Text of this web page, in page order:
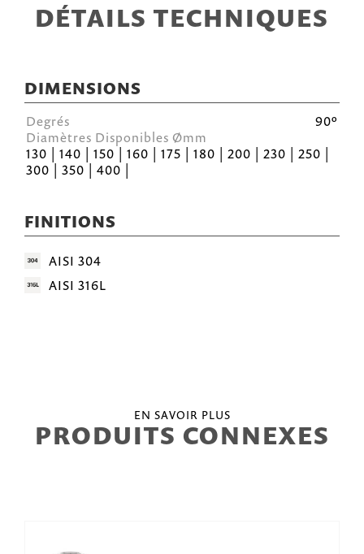
DÉTAILS TECHNIQUES
DIMENSIONS
Degrés
90º
Diamètres Disponibles Ømm
130 | 140 | 150 | 160 | 175 | 180 | 200 | 230 | 250 |
300 | 350 | 400 |
FINITIONS
AISI 304
AISI 316L
EN SAVOIR PLUS
PRODUITS CONNEXES